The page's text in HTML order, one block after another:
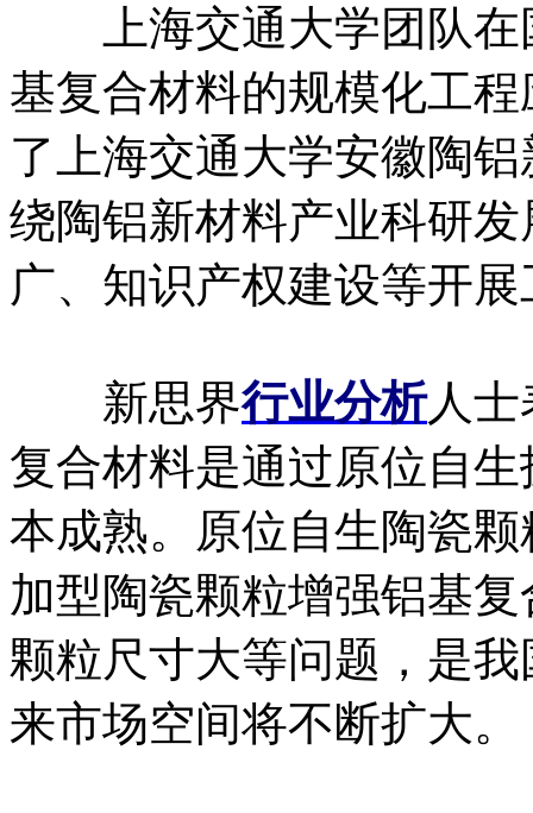
上海交通大学团队在
基复合材料的规模化工
了上海交通大学安徽陶
绕陶铝新材料产业科研
广、知识产权建设等开
新思界行业分析人士
复合材料是通过原位自
本成熟。原位自生陶瓷
加型陶瓷颗粒增强铝基
颗粒尺寸大等问题，是
来市场空间将不断扩大。